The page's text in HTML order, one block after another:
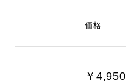
価格
￥4,950